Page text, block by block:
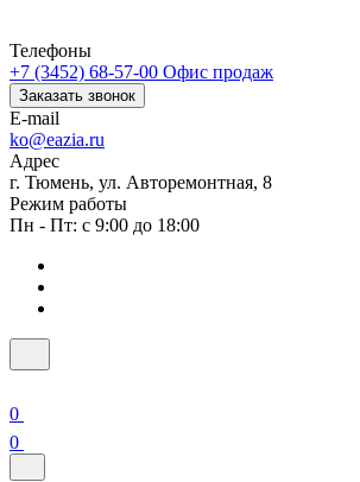
Телефоны
+7 (3452) 68-57-00 Офис продаж
Заказать звонок
E-mail
ko@eazia.ru
Адрес
г. Тюмень, ул. Авторемонтная, 8
Режим работы
Пн - Пт: с 9:00 до 18:00
0
0